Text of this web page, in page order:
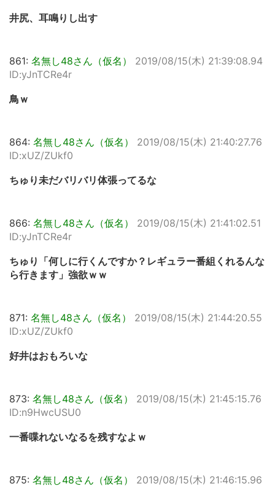
井尻、耳鳴りし出す
861: 名無し48さん（仮名）
2019/08/15(木) 21:39:08.94
ID:yJnTCRe4r
鳥ｗ
864: 名無し48さん（仮名）
2019/08/15(木) 21:40:27.76
ID:xUZ/ZUkf0
ちゅり未だバリバリ体張ってるな
866: 名無し48さん（仮名）
2019/08/15(木) 21:41:02.51
ID:yJnTCRe4r
ちゅり「何しに行くんですか？レギュラー番組くれるんな
ら行きます」強欲ｗｗ
871: 名無し48さん（仮名）
2019/08/15(木) 21:44:20.55
ID:xUZ/ZUkf0
好井はおもろいな
873: 名無し48さん（仮名）
2019/08/15(木) 21:45:15.76
ID:n9HwcUSU0
一番喋れないなるを残すなよｗ
875: 名無し48さん（仮名）
2019/08/15(木) 21:46:15.96